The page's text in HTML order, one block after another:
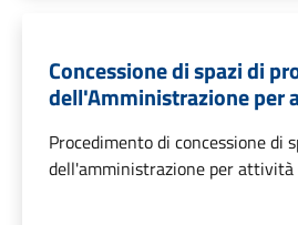
Concessione di spazi di
dell'Amministrazione per
Procedimento di concessione di
dell'amministrazione per